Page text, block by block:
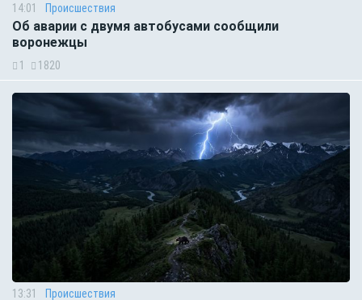
14:01 Происшествия
Об аварии с двумя автобусами сообщили
воронежцы
1 1820
13:31 Происшествия